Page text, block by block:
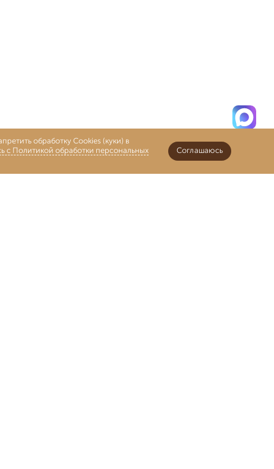
обработку Cookies (куки) в
с Политикой обработки персональных
Соглашаюсь